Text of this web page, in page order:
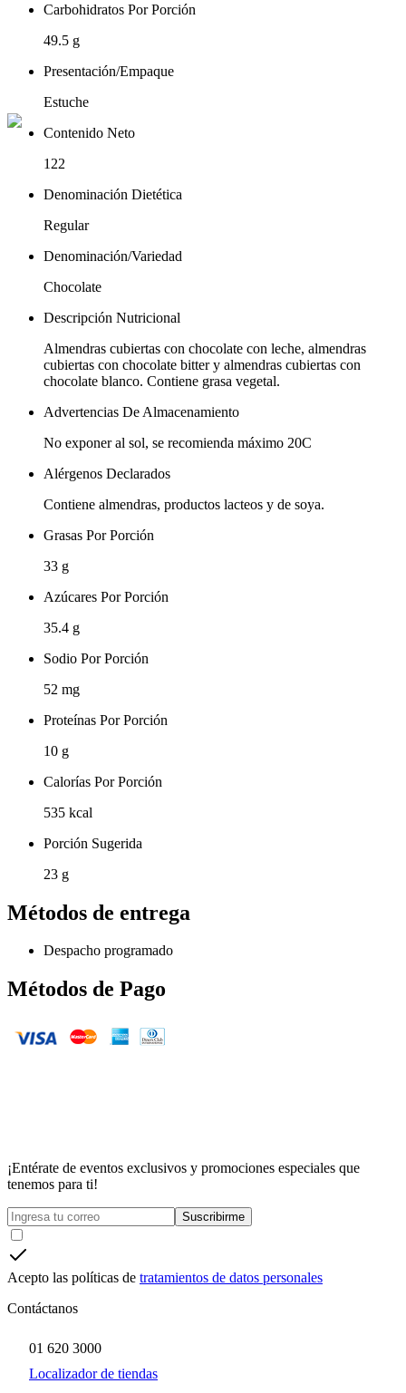
Carbohidratos Por Porción
49.5 g
Presentación/Empaque
Estuche
Contenido Neto
122
Denominación Dietética
Regular
Denominación/Variedad
Chocolate
Descripción Nutricional
Almendras cubiertas con chocolate con leche, almendras
cubiertas con chocolate bitter y almendras cubiertas con
chocolate blanco. Contiene grasa vegetal.
Advertencias De Almacenamiento
No exponer al sol, se recomienda máximo 20C
Alérgenos Declarados
Contiene almendras, productos lacteos y de soya.
Grasas Por Porción
33 g
Azúcares Por Porción
35.4 g
Sodio Por Porción
52 mg
Proteínas Por Porción
10 g
Calorías Por Porción
535 kcal
Porción Sugerida
23 g
Métodos de entrega
Despacho programado
Métodos de Pago
¡Entérate de eventos exclusivos y promociones especiales que
tenemos para ti!
Suscribirme
Acepto las políticas de tratamientos de datos personales
Contáctanos
01 620 3000
Localizador de tiendas